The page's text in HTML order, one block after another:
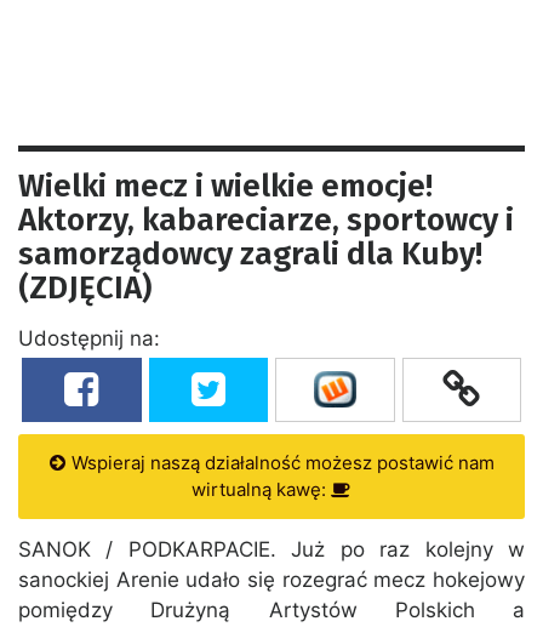
Wielki mecz i wielkie emocje!
Aktorzy, kabareciarze, sportowcy i
samorządowcy zagrali dla Kuby!
(ZDJĘCIA)
Udostępnij na:
Wspieraj naszą działalność możesz postawić nam
wirtualną kawę:
SANOK / PODKARPACIE. Już po raz kolejny w
sanockiej Arenie udało się rozegrać mecz hokejowy
pomiędzy Drużyną Artystów Polskich a